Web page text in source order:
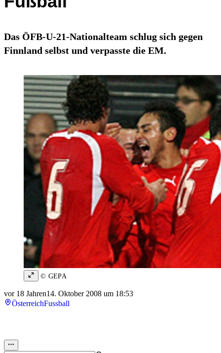
Das ÖFB-U-21-Nationalteam schlug sich gegen
Finnland selbst und verpasste die EM.
© GEPA
vor 18 Jahren14. Oktober 2008 um 18:53
ÖsterreichFussball